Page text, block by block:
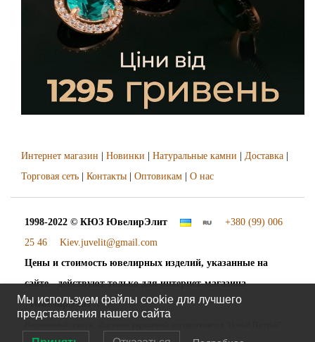
Интернет магазин Новинки Натуральные камни Доставка
Торговая сеть
Контакты Оптовикам О нас
1998-2022 © КЮЗ ЮвелирЭлит
+380 (99) 006
25 46
Kiev.juvelit@gmail.com
Цены и стоимость ювелирных изделий, указанные на
сайте - действуют только для интернет-магазина
"ЮвелирЭлит".
Мы используем файлы cookie для лучшего
представления нашего сайта